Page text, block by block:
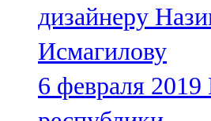
107,8 FM
Теләче
106,1 FM
дизайнеру
Исмагилову
6 февраля 2019